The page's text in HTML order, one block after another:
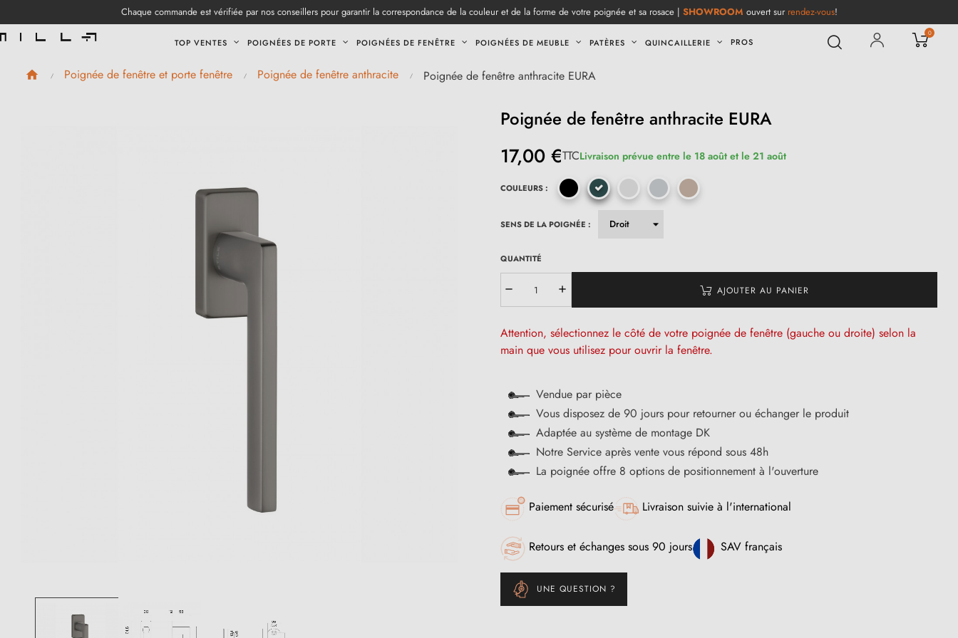
Chaque commande est vérifiée par nos conseillers pour garantir la correspondance de la couleur et de la forme de votre poignée et sa rosace | SHOWROOM ouvert sur rendez-vous!
TOP VENTES POIGNÉES DE PORTE POIGNÉES DE FENÊTRE POIGNÉES DE MEUBLE PATÈRES QUINCAILLERIE PROS
0
Poignée de fenêtre et porte fenêtre Poignée de fenêtre anthracite Poignée de fenêtre anthracite EURA
Poignée de fenêtre anthracite EURA
17,00 €TTCLivraison prévue entre le 18 août et le 21 août
COULEURS :
SENS DE LA POIGNÉE :
QUANTITÉ
AJOUTER AU PANIER
Attention, sélectionnez le côté de votre poignée de fenêtre (gauche ou droite) selon la
main que vous utilisez pour ouvrir la fenêtre.
Vendue par pièce
Vous disposez de 90 jours pour retourner ou échanger le produit
Adaptée au système de montage DK
Notre Service après vente vous répond sous 48h
La poignée offre 8 options de positionnement à l'ouverture
Paiement sécurisé Livraison suivie à l'international
Retours et échanges sous 90 jours SAV français
UNE QUESTION ?